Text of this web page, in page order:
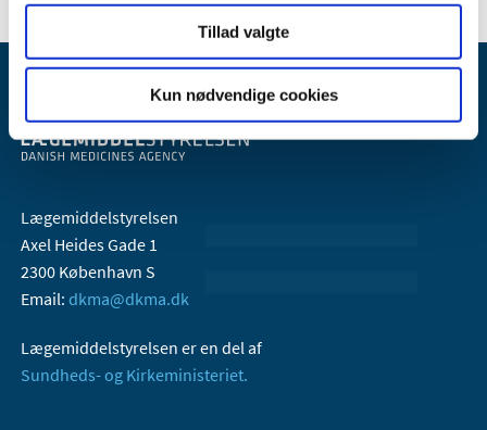
Tillad valgte
Kun nødvendige cookies
Lægemiddelstyrelsen
Axel Heides Gade 1
2300 København S
Email: dkma@dkma.dk
Lægemiddelstyrelsen er en del af
Sundheds- og Kirkeministeriet.